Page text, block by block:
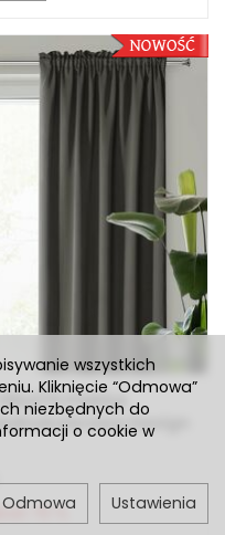
PARISA
Design
15 %
wszystkich
Kliknięcie “Odmowa”
niezbędnych do
o cookie w
Ustawienia
Odmowa